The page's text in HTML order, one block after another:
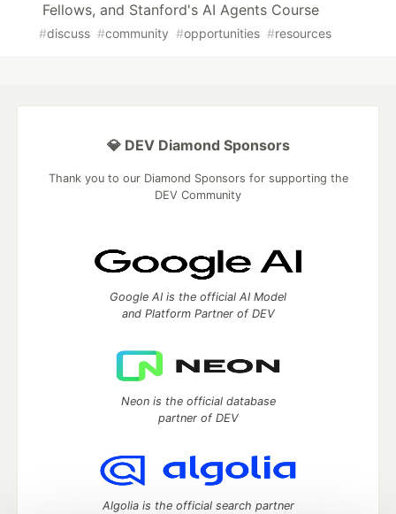
Fellows, and Stanford's AI Agents Course
#discuss #community #opportunities #resources
💎 DEV Diamond Sponsors
Thank you to our Diamond Sponsors for supporting the
DEV Community
Google AI is the official AI Model
and Platform Partner of DEV
Neon is the official database
partner of DEV
Algolia is the official search partner